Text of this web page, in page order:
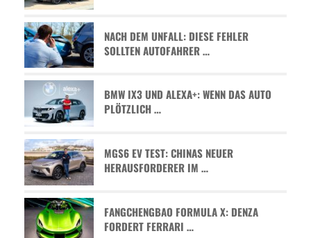
NACH DEM UNFALL: DIESE FEHLER
SOLLTEN AUTOFAHRER …
BMW IX3 UND ALEXA+: WENN DAS AUTO
PLÖTZLICH …
MGS6 EV TEST: CHINAS NEUER
HERAUSFORDERER IM …
FANGCHENGBAO FORMULA X: DENZA
FORDERT FERRARI …